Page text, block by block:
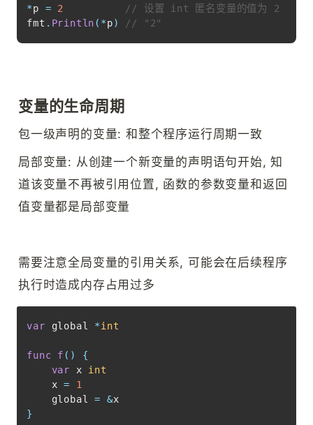
*p = 2
// 设置 int 匿名变量的值为 2
fmt . Println ( *p) // "2"
变量的生命周期
包一级声明的变量: 和整个程序运行周期一致
局部变量: 从创建一个新变量的声明语句开始, 知
道该变量不再被引用位置, 函数的参数变量和返回
值变量都是局部变量
需要注意全局变量的引用关系, 可能会在后续程序
执行时造成内存占用过多
var global *int
func f ( )
{
var x int
    x
=
1
    global
= &
}